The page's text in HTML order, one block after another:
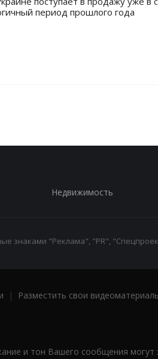
период прошлого года
Недвижимость
знаками "Реклама", "PR",
| Разместить свои
и тон Вашего сообщения могут